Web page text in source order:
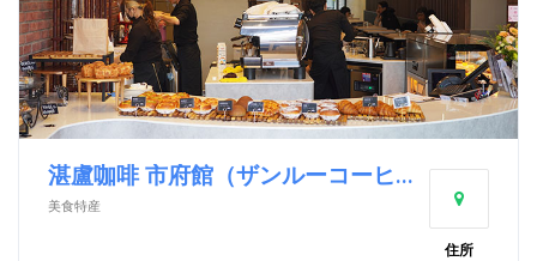
湛盧咖啡 市府館（ザンルーコーヒー 市府店）
美食特産
住所